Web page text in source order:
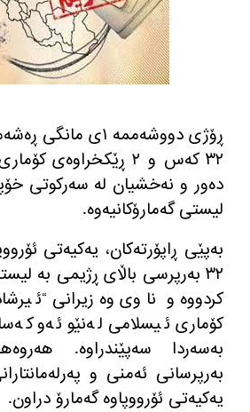
ڕۆژی دووشه‌ممه‌ ١ی
٣٢ كه‌س و ٢ ڕێكخراوه‌ی
ده‌ور و نه‌خشیان له‌ سه‌ركوتی
لیستی گه‌مارۆكانیه‌وه‌.
به‌پێی ڕاپۆرته‌كان، یەکیه‌تی
٣٢ به‌رپرسی باڵای ڕژیمی به‌
کردووه‌ و ناوی وەزیرانی
كۆماری ئیسلامی لەنێو ئەو
بەسەردا سەپێندراوە.
بەرپرسانی ئەمنی و
یەکیه‌تی ئۆرووپاوە گەمارۆ دراون.